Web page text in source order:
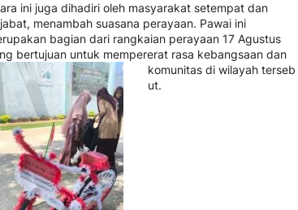
ini juga dihadiri oleh masyarakat setempat dan
menambah suasana perayaan. Pawai ini
bagian dari rangkaian perayaan 17 Agustus
bertujuan untuk mempererat rasa kebangsaan dan
komunitas di wilayah terseb
ut.